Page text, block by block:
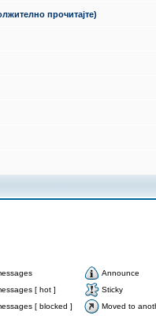
прочитајте)
Announce
[ hot ]
Sticky
[ blocked ] Moved to